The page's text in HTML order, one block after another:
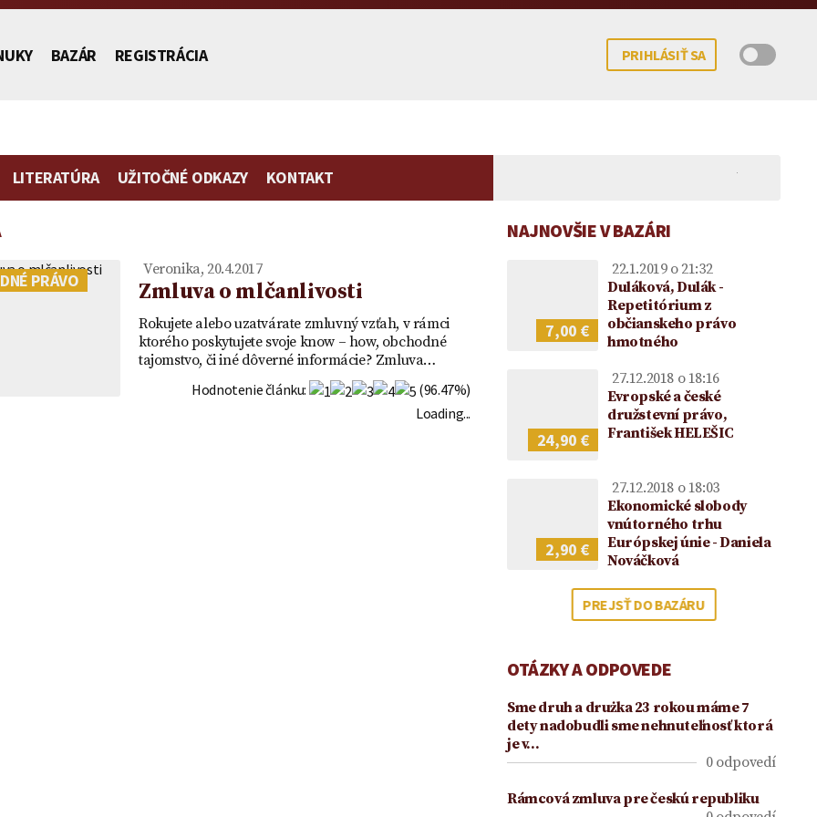
BAZÁR REGISTRÁCIA PRIHLÁSIŤ SA
Poplatok | Návrh na vklad |
Ako ušetriť na poplatku za
návrh na vklad
Vydedenie potomka – kedy
je to právne možné?
Koncesionárske poplatky |
Úhrady za služby verejnosti
poskytované RTVS | Novela
Zmluva o zriadení
predkupného práva ako
vecného práva a návrh na
Vzor plnomocenstva na
zastupovanie vo vzťahu k
účtu v banke
Darovanie peňazí |
Darovacia zmluva VZOR
LITERATÚRA UŽITOČNÉ ODKAZY KONTAKT
PRÁVO
Veronika, 20.4.2017
Zmluva o mlčanlivosti
Rokujete alebo uzatvárate zmluvný vzťah, v rámci
ktorého poskytujete svoje know – how, obchodné
tajomstvo, či iné dôverné informácie? Zmluva…
Hodnotenie článku:
(96.47%)
Loading...
NAJNOVŠIE V BAZÁRI
7,00 €
22.1.2019 o 21:32
Duláková, Dulák -
Repetitórium z
občianskeho právo
hmotného
24,90 €
27.12.2018 o 18:16
Evropské a české
družstevní právo,
František HELEŠIC
2,90 €
27.12.2018 o 18:03
Ekonomické slobody
vnútorného trhu
Európskej únie - Daniela
Nováčková
PREJSŤ DO BAZÁRU
OTÁZKY A ODPOVEDE
Sme druh a drużka 23 rokou máme 7
dety nadobudli sme nehnuteľnosť ktorá
je v…
0 odpovedí
Rámcová zmluva pre českú republiku